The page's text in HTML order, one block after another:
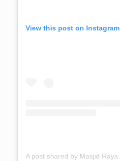
View this post on Instagram